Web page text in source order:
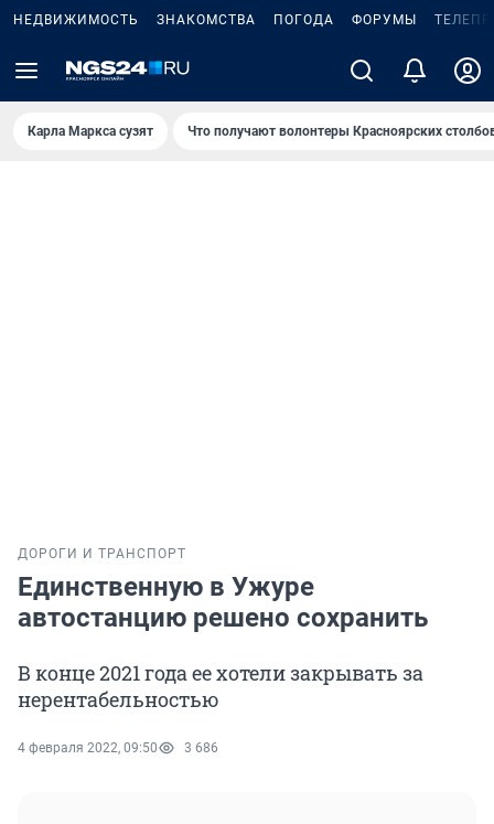
НЕДВИЖИМОСТЬ ЗНАКОМСТВА ПОГОДА ФОРУМЫ
Карла Маркса сузят Что получают волонтеры Красноярских
ДОРОГИ И ТРАНСПОРТ
Единственную в Ужуре
автостанцию решено сохранить
В конце 2021 года ее хотели закрывать за
нерентабельностью
4 февраля 2022, 09:50 3 686